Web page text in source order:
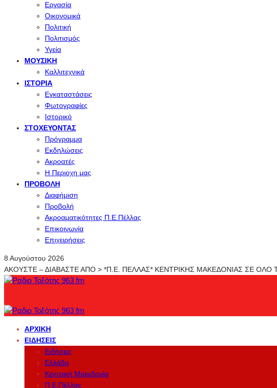
Εργασία
Οικονομικά
Πολιτική
Πολιτισμός
Υγεία
ΜΟΥΣΙΚΉ
Καλλιτεχνικά
ΙΣΤΟΡΊΑ
Εγκαταστάσεις
Φωτογραφίες
Ιστορικό
ΣΤΟΧΕΎΟΝΤΑΣ
Πρόγραμμα
Εκδηλώσεις
Ακροατές
Η Περιοχη μας
ΠΡΟΒΟΛΉ
Διαφήμιση
Προβολή
Ακροαματικότητες Π.Ε.Πέλλας
Επικοινωνία
Επιχειρήσεις
8 Αυγούστου 2026
ΑΚΟΥΣΤΕ – ΔΙΑΒΑΣΤΕ ΑΠΟ > *Π.Ε. ΠΕΛΛΑΣ* ΚΕΝΤΡΙΚΗΣ ΜΑΚΕΔΟΝΙΑΣ ΣΕ
ΑΡΧΙΚΉ
ΕΙΔΉΣΕΙΣ
Ειδήσεις
Ελλάδα
Κεντρική Μακεδονία
Π.Ε.Πέλλας